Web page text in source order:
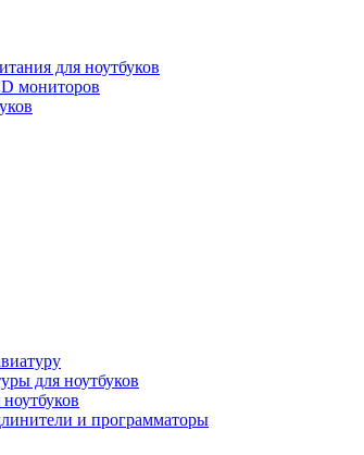
для ноутбуков
мониторов
для ноутбуков
и программаторы